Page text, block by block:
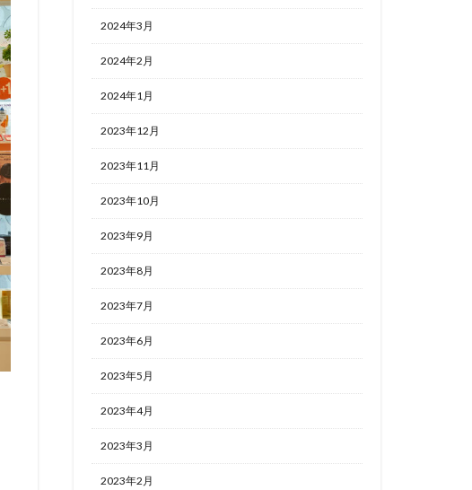
2024年3月
2024年2月
2024年1月
2023年12月
2023年11月
2023年10月
2023年9月
2023年8月
2023年7月
2023年6月
2023年5月
2023年4月
2023年3月
2023年2月